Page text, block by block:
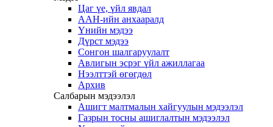
Цаг үе, үйл явдал
ААН-ийн анхааралд
Үнийн мэдээ
Дүрст мэдээ
Сонгон шалгаруулалт
Авлигын эсрэг үйл ажиллагаа
Нээлттэй өгөгдөл
Архив
Салбарын мэдээлэл
Ашигт малтмалын хайгуулын мэдээлэл
Газрын тосны ашиглалтын мэдээлэл